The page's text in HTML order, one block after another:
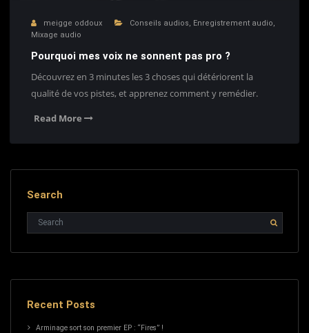
meigge oddoux Conseils audios, Enregistrement audio,
Mixage audio
Pourquoi mes voix ne sonnent pas pro ?
Découvrez en 3 minutes les 3 choses qui détériorent la
qualité de vos pistes, et apprenez comment y remédier.
Read More
Search
Recent Posts
Arminage sort son premier EP : “Fires” !